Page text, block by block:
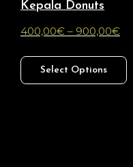
Kepala Donuts
400,00€ – 900,00€
Select Options